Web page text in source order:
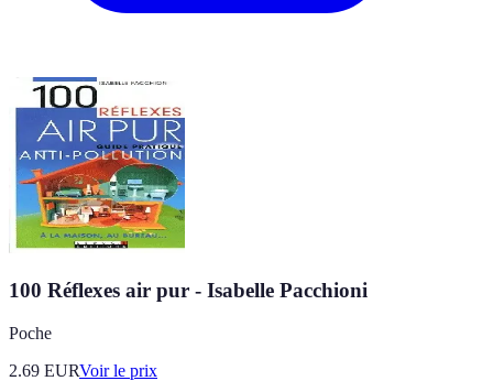
100 Réflexes air pur - Isabelle Pacchioni
Poche
2.69 EURVoir le prix